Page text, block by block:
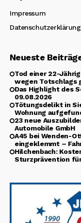
Impressum
Datenschutzerklärung
Neueste
Tod einer 22-
wegen Totschlags
Das Highlight des
09.08.2026
Tötungsdelikt in
Wohnung
23 neue
Automobile GmbH
A45 bei Wenden-
eingeklemmt –
Hilchenbach:
Sturzprävention